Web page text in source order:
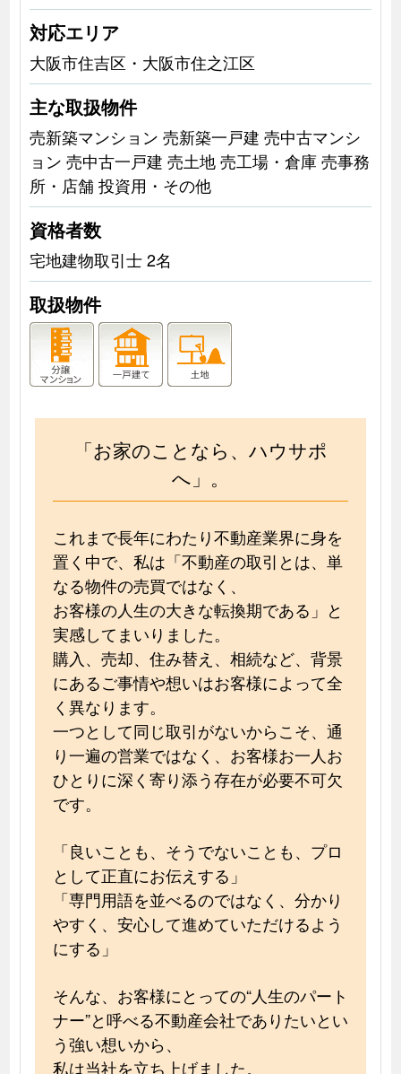
対応エリア
大阪市住吉区・大阪市住之江区
主な取扱物件
売新築マンション 売新築一戸建 売中古マンシ
ョン 売中古一戸建 売土地 売工場・倉庫 売事務
所・店舗 投資用・その他
資格者数
宅地建物取引士 2名
取扱物件
「お家のことなら、ハウサポ
へ」。
これまで長年にわたり不動産業界に身を
置く中で、私は「不動産の取引とは、単
なる物件の売買ではなく、
お客様の人生の大きな転換期である」と
実感してまいりました。
購入、売却、住み替え、相続など、背景
にあるご事情や想いはお客様によって全
く異なります。
一つとして同じ取引がないからこそ、通
り一遍の営業ではなく、お客様お一人お
ひとりに深く寄り添う存在が必要不可欠
です。
「良いことも、そうでないことも、プロ
として正直にお伝えする」
「専門用語を並べるのではなく、分かり
やすく、安心して進めていただけるよう
にする」
そんな、お客様にとっての“人生のパート
ナー”と呼べる不動産会社でありたいとい
う強い想いから、
私は当社を立ち上げました。